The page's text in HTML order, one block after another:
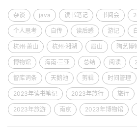
杂谈 java 读书笔记 书阅会
个人思考 自传 读后感 游记
杭州·萧山 杭州·湘湖 眉山 陶艺博
博物馆 海南·三亚 总结 阅读
智库词条 天鹅池 剪辑 时间管理
2023年读书笔记 2023年旅行 旅行
2023年旅游 南京 2023年博物馆